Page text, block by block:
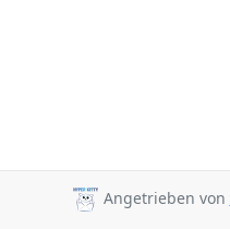
Angetrieben von